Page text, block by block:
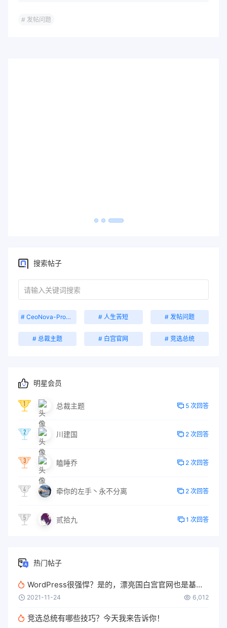
# 发帖问题
搜索帖子
# CeoNova-Pro主题 # 人生苦短 # 发帖问题
# 总裁主题 # 白宫官网 # 竞选总统
明星会员
总裁主题 5 次回答
川建国 2 次回答
瞌睡乔 2 次回答
牵你的左手丶永不分离 2 次回答
贰拾九 1 次回答
热门帖子
WordPress很强悍？是的，漂亮国白宫官网也是基于WordPress
2021-11-24 6,012
竞选总统有哪些技巧？今天我来告诉你！